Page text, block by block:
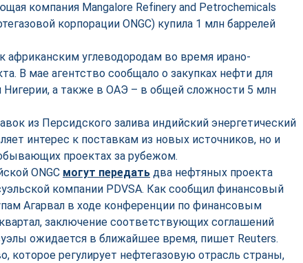
компания Mangalore Refinery and Petrochemicals
корпорации ONGC) купила 1 млн баррелей
африканским углеводородам во время ирано-
В мае агентство сообщало о закупках нефти для
Нигерии, а также в ОАЭ – в общей сложности 5 млн
из Персидского залива индийский энергетический
интерес к поставкам из новых источников, но и
проектах за рубежом.
ONGC могут передать два нефтяных проекта
компании PDVSA. Как сообщил финансовый
Агарвал в ходе конференции по финансовым
заключение соответствующих соглашений
ожидается в ближайшее время, пишет Reuters.
которое регулирует нефтегазовую отрасль страны,